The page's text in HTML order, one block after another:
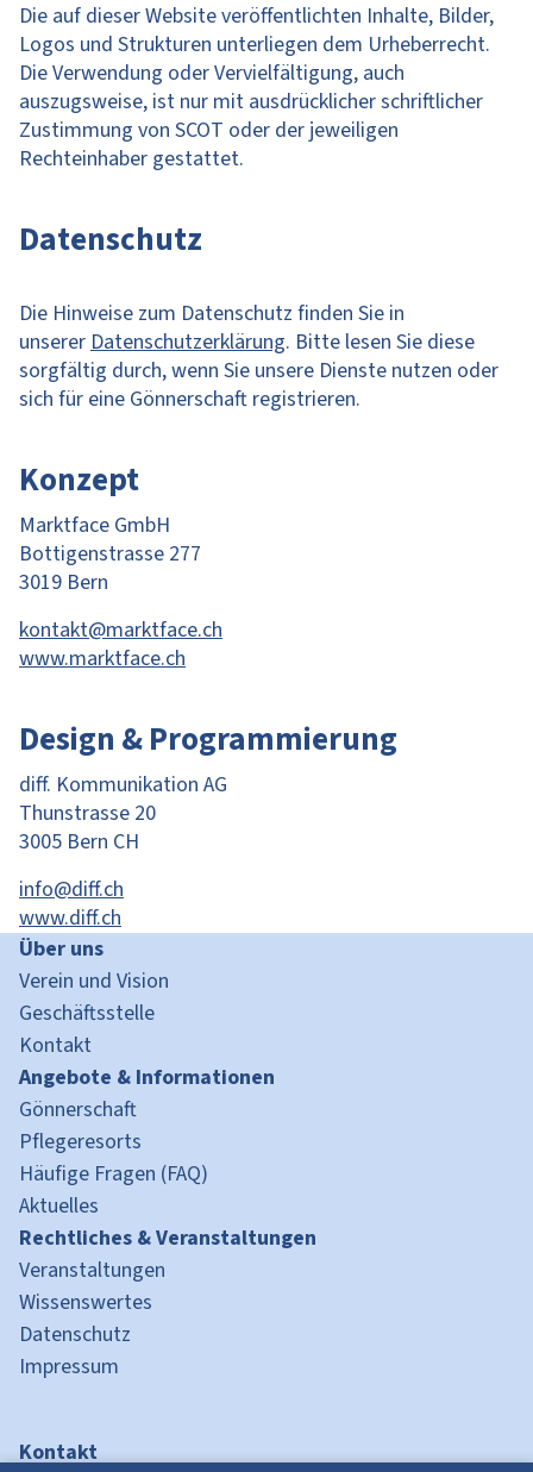
Die auf dieser Website veröffentlichten Inhalte, Bilder,
Logos und Strukturen unterliegen dem Urheberrecht.
Die Verwendung oder Vervielfältigung, auch
auszugsweise, ist nur mit ausdrücklicher schriftlicher
Zustimmung von SCOT oder der jeweiligen
Rechteinhaber gestattet.
Datenschutz
Die Hinweise zum Datenschutz finden Sie in
unsererDatenschutzerklärung. Bitte lesen Sie diese
sorgfältig durch, wenn Sie unsere Dienste nutzen oder
sich für eine Gönnerschaft registrieren.
Konzept
Marktface GmbH
Bottigenstrasse 277
3019 Bern
kontakt@marktface.ch
www.marktface.ch
Design & Programmierung
diff. Kommunikation AG
Thunstrasse 20
3005 Bern CH
info@diff.ch
www.diff.ch
Über uns
Verein und Vision
Geschäftsstelle
Kontakt
Angebote & Informationen
Gönnerschaft
Pflegeresorts
Häufige Fragen (FAQ)
Aktuelles
Rechtliches & Veranstaltungen
Veranstaltungen
Wissenswertes
Datenschutz
Impressum
Kontakt